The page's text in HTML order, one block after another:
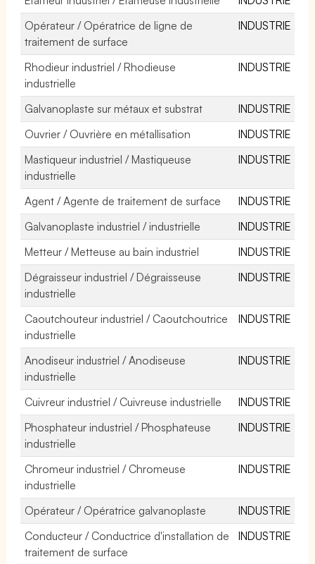
Opérateur / Opératrice de ligne de
traitement de surface
INDUSTRIE
Rhodieur industriel / Rhodieuse
industrielle
INDUSTRIE
Galvanoplaste sur métaux et substrat
INDUSTRIE
Ouvrier / Ouvrière en métallisation
INDUSTRIE
Mastiqueur industriel / Mastiqueuse
industrielle
INDUSTRIE
Agent / Agente de traitement de surface
INDUSTRIE
Galvanoplaste industriel / industrielle
INDUSTRIE
Metteur / Metteuse au bain industriel
INDUSTRIE
Dégraisseur industriel / Dégraisseuse
industrielle
INDUSTRIE
Caoutchouteur industriel / Caoutchoutrice
industrielle
INDUSTRIE
Anodiseur industriel / Anodiseuse
industrielle
INDUSTRIE
Cuivreur industriel / Cuivreuse industrielle
INDUSTRIE
Phosphateur industriel / Phosphateuse
industrielle
INDUSTRIE
Chromeur industriel / Chromeuse
industrielle
INDUSTRIE
Opérateur / Opératrice galvanoplaste
INDUSTRIE
Conducteur / Conductrice d'installation de
traitement de surface
INDUSTRIE